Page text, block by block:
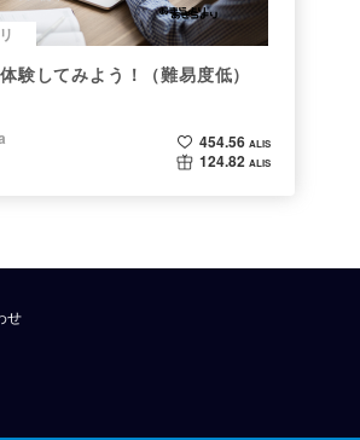
験してみよう！（難易度低）
454.56 ALIS
124.82 ALIS
せ